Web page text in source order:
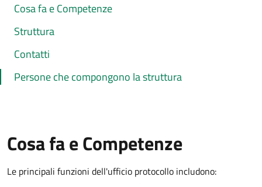
Cosa fa e Competenze
Struttura
Contatti
Persone che compongono la struttura
Cosa fa e Competenze
Le principali funzioni dell'ufficio protocollo includono: